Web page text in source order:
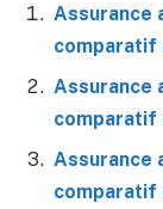
Assurance
comparatif
Assurance
comparatif
Assurance
comparatif